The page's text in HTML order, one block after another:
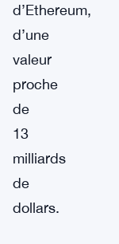
d’Ethereum,
d’une
valeur
proche
de
13
milliards
de
dollars.